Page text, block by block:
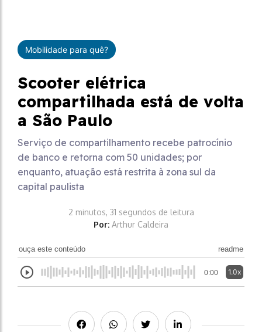
Mobilidade para quê?
Scooter elétrica
compartilhada está de volta
a São Paulo
Serviço de compartilhamento recebe patrocínio
de banco e retorna com 50 unidades; por
enquanto, atuação está restrita à zona sul da
capital paulista
2 minutos, 31 segundos de leitura
Por: Arthur Caldeira
ouça este conteúdo readme
0:00 1.0x